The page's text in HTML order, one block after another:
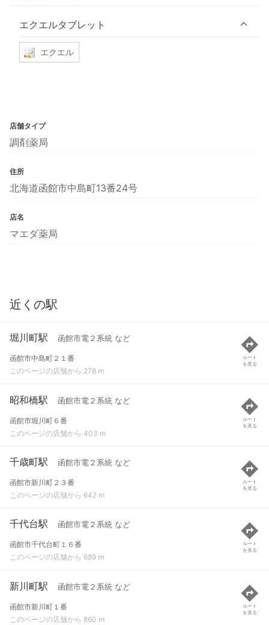
エクエルタブレット
エクエル
店舗タイプ
調剤薬局
住所
北海道函館市中島町13番24号
店名
マエダ薬局
近くの駅
堀川町駅 函館市電２系統 など
函館市中島町２１番
このページの店舗から 278 m
ルート
を見る
昭和橋駅 函館市電２系統 など
函館市堀川町６番
このページの店舗から 403 m
ルート
を見る
千歳町駅 函館市電２系統 など
函館市新川町２３番
このページの店舗から 642 m
ルート
を見る
千代台駅 函館市電２系統 など
函館市千代台町１６番
このページの店舗から 689 m
ルート
を見る
新川町駅 函館市電２系統 など
函館市新川町１番
このページの店舗から 860 m
ルート
を見る